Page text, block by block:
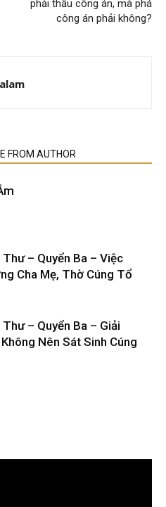
phải thấu công án, mà phá
công án phải không?
FROM AUTHOR
– Quyển Ba – Việc
Cha Mẹ, Thờ Cúng Tổ
– Quyển Ba – Giải
Nên Sát Sinh Cúng